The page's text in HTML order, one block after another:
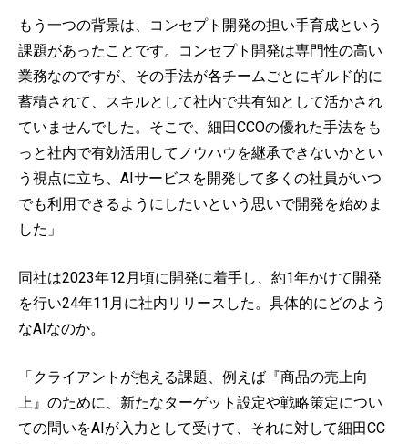
もう一つの背景は、コンセプト開発の担い手育成という
課題があったことです。コンセプト開発は専門性の高い
業務なのですが、その手法が各チームごとにギルド的に
蓄積されて、スキルとして社内で共有知として活かされ
ていませんでした。そこで、細田CCOの優れた手法をも
っと社内で有効活用してノウハウを継承できないかとい
う視点に立ち、AIサービスを開発して多くの社員がいつ
でも利用できるようにしたいという思いで開発を始めま
した」
同社は2023年12月頃に開発に着手し、約1年かけて開発
を行い24年11月に社内リリースした。具体的にどのよう
なAIなのか。
「クライアントが抱える課題、例えば『商品の売上向
上』のために、新たなターゲット設定や戦略策定につい
ての問いをAIが入力として受けて、それに対して細田CC